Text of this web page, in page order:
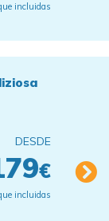
incluidas
DESDE
€
incluidas